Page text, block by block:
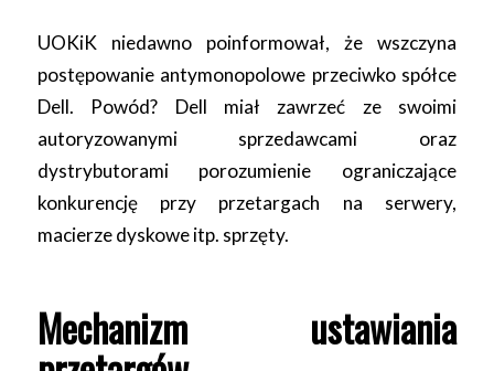
UOKiK niedawno poinformował, że wszczyna
postępowanie antymonopolowe przeciwko spółce
Dell. Powód? Dell miał zawrzeć ze swoimi
autoryzowanymi sprzedawcami oraz
dystrybutorami porozumienie ograniczające
konkurencję przy przetargach na serwery,
macierze dyskowe itp. sprzęty.
Mechanizm ustawiania